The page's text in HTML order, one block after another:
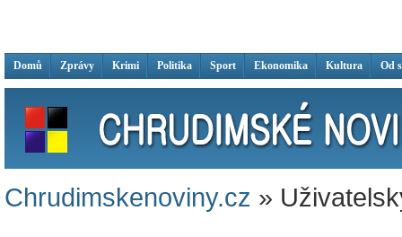
Domů Zprávy Krimi Politika Sport Ekonomika Kultura Od
Chrudimskenoviny.cz »